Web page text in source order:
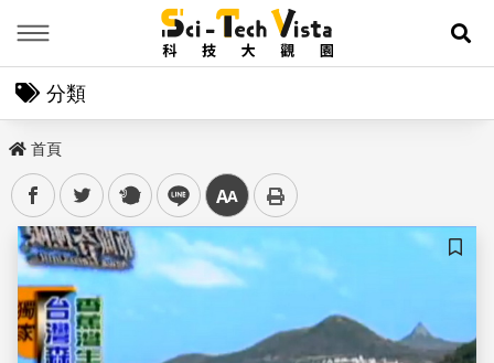
展
分類
首頁
facebooktwitter plurk line 中
儲存